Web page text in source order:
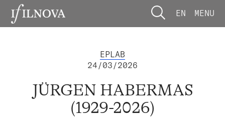
EN MENU
EPLAB
24/03/2026
JÜRGEN HABERMAS
(1929-2026)